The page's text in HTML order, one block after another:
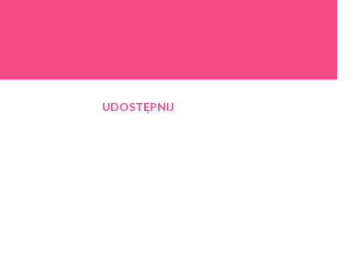
UDOSTĘPNIJ